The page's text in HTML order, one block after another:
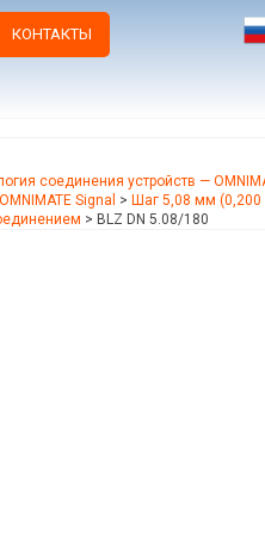
КОНТАКТЫ
соединения устройств —
Signal > Шаг 5,08 мм
> BLZ DN 5.08/180